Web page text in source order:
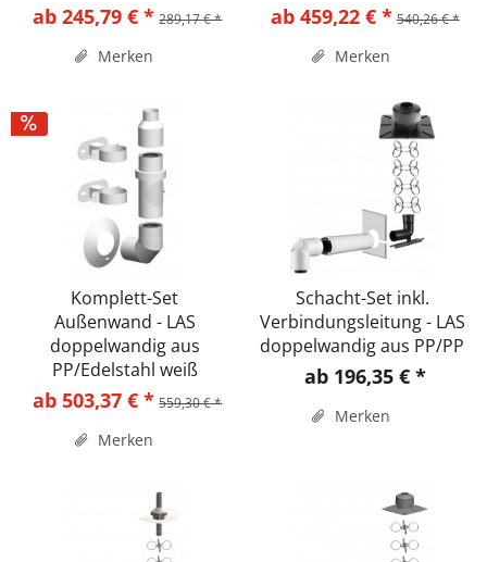
ab 245,79 € * 289,17 € *
Merken
ab 459,22 € * 540,26 € *
Merken
Komplett-Set
Außenwand - LAS
doppelwandig aus
PP/Edelstahl weiß
ab 503,37 € * 559,30 € *
Merken
Schacht-Set inkl.
Verbindungsleitung - LAS
doppelwandig aus PP/PP
ab 196,35 € *
Merken